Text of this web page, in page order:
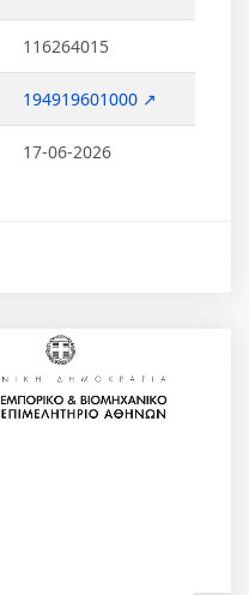
116264015
194919601000 ↗
17-06-2026